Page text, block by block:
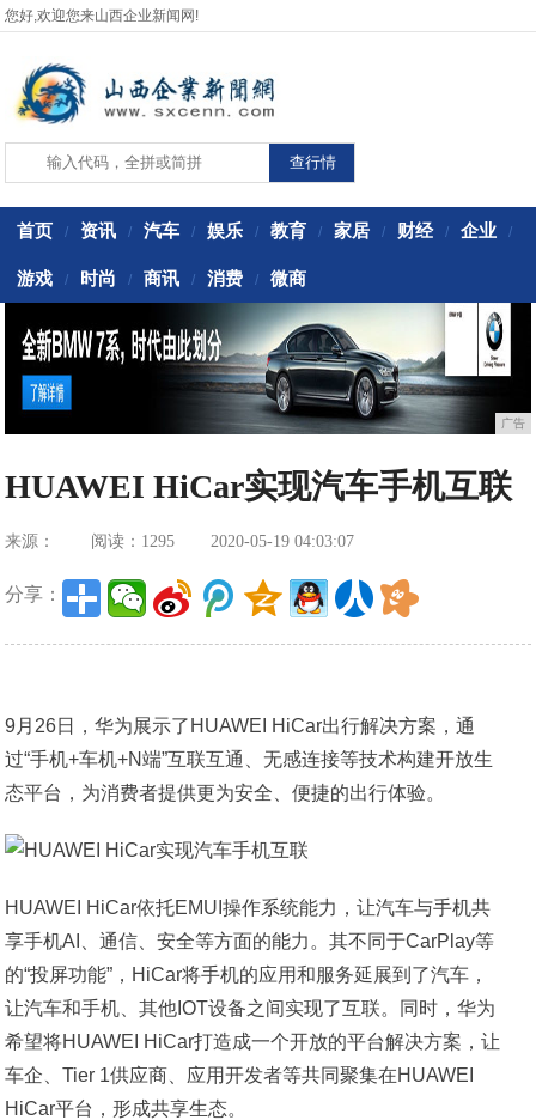
您好,欢迎您来山西企业新闻网!
首页 / 资讯 / 汽车 / 娱乐 / 教育 / 家居 / 财经 / 企业 /
游戏 / 时尚 / 商讯 / 消费 / 微商
广告
HUAWEI HiCar实现汽车手机互联
来源： 阅读：1295 2020-05-19 04:03:07
分享：
9月26日，华为展示了HUAWEI HiCar出行解决方案，通
过“手机+车机+N端”互联互通、无感连接等技术构建开放生
态平台，为消费者提供更为安全、便捷的出行体验。
HUAWEI HiCar依托EMUI操作系统能力，让汽车与手机共
享手机AI、通信、安全等方面的能力。其不同于CarPlay等
的“投屏功能”，HiCar将手机的应用和服务延展到了汽车，
让汽车和手机、其他IOT设备之间实现了互联。同时，华为
希望将HUAWEI HiCar打造成一个开放的平台解决方案，让
车企、Tier 1供应商、应用开发者等共同聚集在HUAWEI
HiCar平台，形成共享生态。